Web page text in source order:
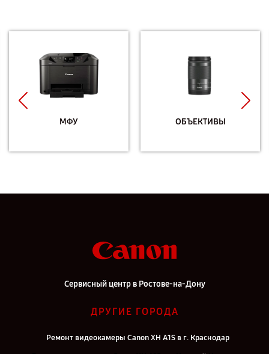
МФУ ОБЪЕКТИВЫ
Сервисный центр в Ростове-на-Дону
ДРУГИЕ ГОРОДА
Ремонт видеокамеры Canon XH A1S в г. Краснодар